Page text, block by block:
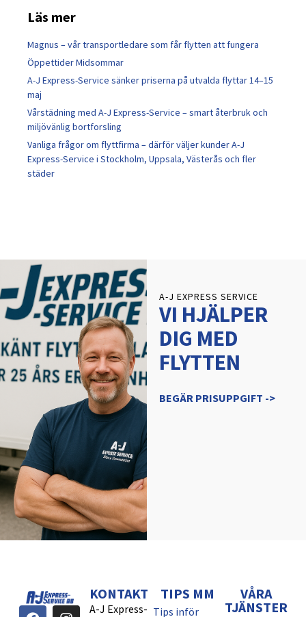
Läs mer
Magnus – vår transportledare som får flytten att fungera
Öppettider Midsommar
A-J Express-Service sänker priserna på utvalda flyttar 14–15
maj
Vårstädning med A-J Express-Service – smart återbruk och
miljövänlig bortforsling
Vanliga frågor om flyttfirma – därför väljer kunder A-J
Express-Service i Stockholm, Uppsala, Västerås och fler
städer
A-J EXPRESS SERVICE
VI HJÄLPER
DIG MED
FLYTTEN
BEGÄR PRISUPPGIFT ->
KONTAKT
A-J Express-
TIPS MM
Tips inför
VÅRA
TJÄNSTER